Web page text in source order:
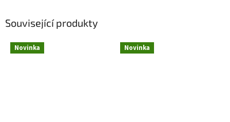
Související produkty
Novinka Novinka